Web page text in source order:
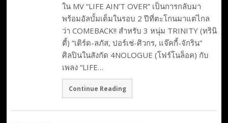
ใน MV “LIFE AIN’T OVER” เป็นการกลับมา
พร้อมอัลบั้มเต็มในรอบ 2 ปีที่ตะโกนมาแต่ไกล
ว่า COMEBACK!! สำหรับ 3 หนุ่ม TRINITY (ทรินิ
ตี้) “เติร์ด-ลภัส, ปอร์เช่-ศิวกร, แจ๊คกี้-จักริน”
ศิลปินในสังกัด 4NOLOGUE (โฟร์โนล็อค) กับ
เพลง “LIFE…
Continue Reading